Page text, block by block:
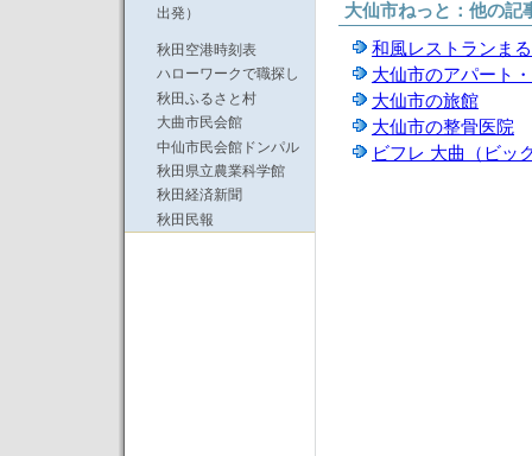
出発）
秋田空港時刻表
ハローワークで職探し
秋田ふるさと村
大曲市民会館
中仙市民会館ドンパル
秋田県立農業科学館
秋田経済新聞
秋田民報
大仙市ねっと：他の記
和風レストランま
大仙市のアパート
大仙市の旅館
大仙市の整骨医院
ビフレ 大曲（ビッ